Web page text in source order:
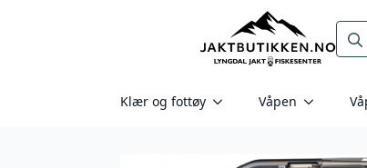
for:
Klær og fottøy Våpen